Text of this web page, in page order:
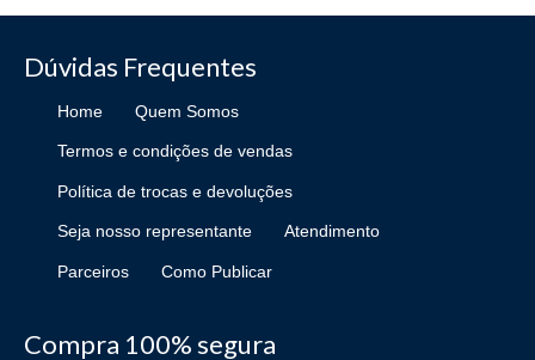
Dúvidas Frequentes
Home Quem Somos
Termos e condições de vendas
Política de trocas e devoluções
Seja nosso representante Atendimento
Parceiros Como Publicar
Compra 100% segura